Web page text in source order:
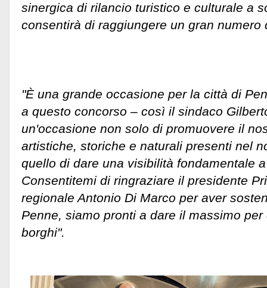
sinergica di rilancio turistico e culturale a
consentirà di raggiungere un gran numero
"È una grande occasione per la città di
a questo concorso – così il sindaco
un'occasione non solo di promuovere il
artistiche, storiche e naturali presenti nel
quello di dare una visibilità fondamentale
Consentitemi di ringraziare il presidente
regionale Antonio Di Marco per aver
Penne, siamo pronti a dare il massimo
borghi".